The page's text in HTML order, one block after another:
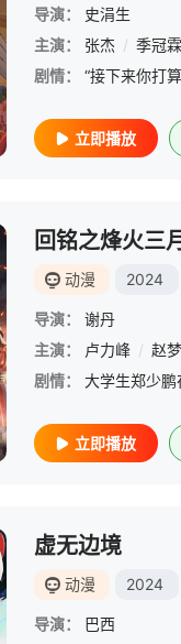
导演：
史涓生
主演：
张杰 / 季冠霖
剧情：
立即播放
苏染 / 杨佯徉 / 栾力胜
回铭之烽火三
动漫 2024
导演：
谢丹
主演：
卢力峰 / 赵
剧情：
立即播放
虚无边境
动漫 2024
导演：
巴西